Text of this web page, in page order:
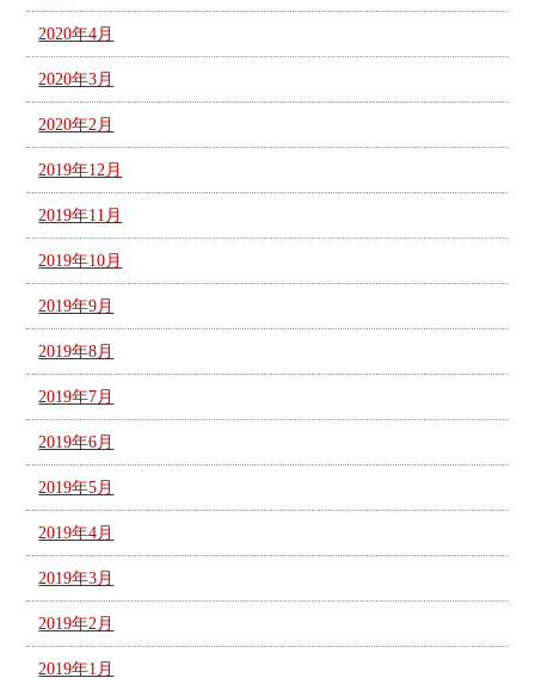
2020年4月
2020年3月
2020年2月
2019年12月
2019年11月
2019年10月
2019年9月
2019年8月
2019年7月
2019年6月
2019年5月
2019年4月
2019年3月
2019年2月
2019年1月